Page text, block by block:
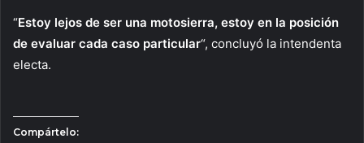
“Estoy lejos de ser una motosierra, estoy en la posición
de evaluar cada caso particular“, concluyó la intendenta
electa.
Compártelo: